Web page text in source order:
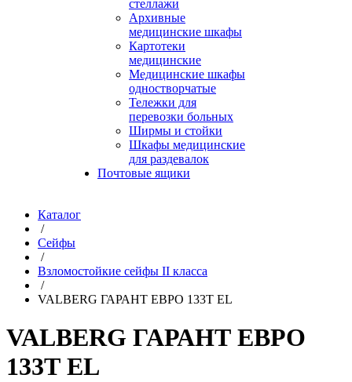
стеллажи
Архивные
медицинские шкафы
Картотеки
медицинские
Медицинские шкафы
одностворчатые
Тележки для
перевозки больных
Ширмы и стойки
Шкафы медицинские
для раздевалок
Почтовые ящики
Каталог
/
Сейфы
/
Взломостойкие сейфы II класса
/
VALBERG ГАРАНТ ЕВРО 133Т EL
VALBERG ГАРАНТ ЕВРО
133Т EL